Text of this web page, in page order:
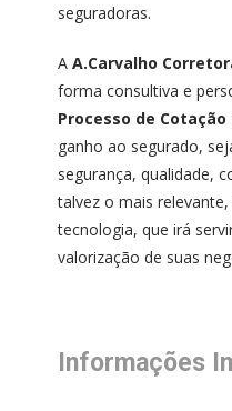
seguradoras.
AA.Carvalho
forma consultiva e
Processo de Cotação
ganho ao segurado,
segurança, qualidade,
talvez o mais
tecnologia, que irá
valorização de suas
Informações